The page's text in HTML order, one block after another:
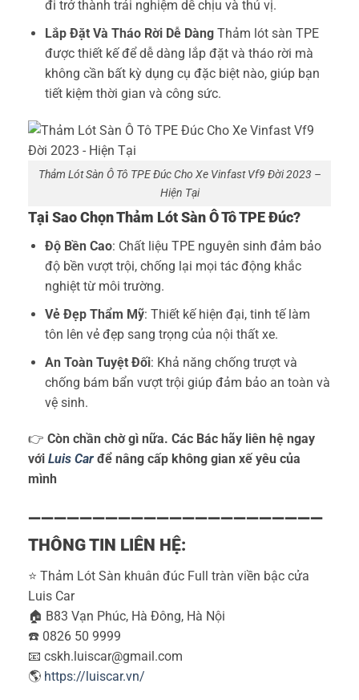
đi trở thành trải nghiệm dễ chịu và thú vị.
Lắp Đặt Và Tháo Rời Dễ DàngThảm lót sàn TPE
được thiết kế để dễ dàng lắp đặt và tháo rời mà
không cần bất kỳ dụng cụ đặc biệt nào, giúp bạn
tiết kiệm thời gian và công sức.
Thảm Lót Sàn Ô Tô TPE Đúc Cho Xe Vinfast Vf9 Đời 2023 –
Hiện Tại
Tại Sao Chọn Thảm Lót Sàn Ô Tô TPE Đúc?
Độ Bền Cao: Chất liệu TPE nguyên sinh đảm bảo
độ bền vượt trội, chống lại mọi tác động khắc
nghiệt từ môi trường.
Vẻ Đẹp Thẩm Mỹ: Thiết kế hiện đại, tinh tế làm
tôn lên vẻ đẹp sang trọng của nội thất xe.
An Toàn Tuyệt Đối: Khả năng chống trượt và
chống bám bẩn vượt trội giúp đảm bảo an toàn và
vệ sinh.
👉 Còn chần chờ gì nữa. Các Bác hãy liên hệ ngay
với Luis Car để nâng cấp không gian xế yêu của
mình
———————————————————————
THÔNG TIN LIÊN HỆ:
⭐️ Thảm Lót Sàn khuân đúc Full tràn viền bậc cửa
Luis Car
🏠 B83 Vạn Phúc, Hà Đông, Hà Nội
☎️ 0826 50 9999
📧 cskh.luiscar@gmail.com
🌎 https://luiscar.vn/